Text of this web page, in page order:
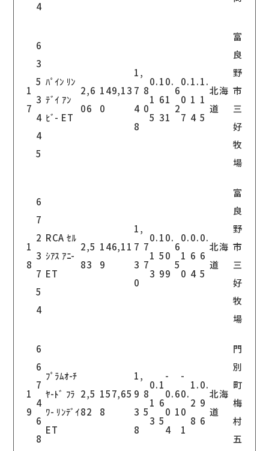
4
1
7
6
3
5
3
4
4
5
ﾊﾟｲﾝ ﾘﾝ
ﾃﾞｲ ｱﾝ
ﾋﾞ- ET
2,6
06
149,13
0
1,
7
4
8
8
0
0.
1
5
1
6
3
0.
1
1
6
2
0.
0
7
1.
1
4
1.
1
5
北海
道
富
良
野
市
三
好
牧
場
1
8
6
7
2
3
7
5
4
RCA ｾﾙ
ｼｱｽ ｱﾆ-
ET
2,5
83
146,11
9
1,
7
3
0
7
7
0.
1
3
1
5
9
0.
0
9
6
5
0.
1
0
0.
6
4
0.
6
5
北海
道
富
良
野
市
三
好
牧
場
1
9
6
6
7
4
6
8
ﾌﾟﾗﾑｵ-ﾁ
ﾔ-ﾄﾞ ﾌﾗ
ﾜ- ﾘﾝﾃﾞｲ
ET
2,5
82
157,65
8
1,
9
3
8
8
5
0.
1
3
1
6
5
-
0.
0
4
6
1
-
0.
0
1
1.
2
8
0.
9
6
北海
道
門
別
町
梅
村
五